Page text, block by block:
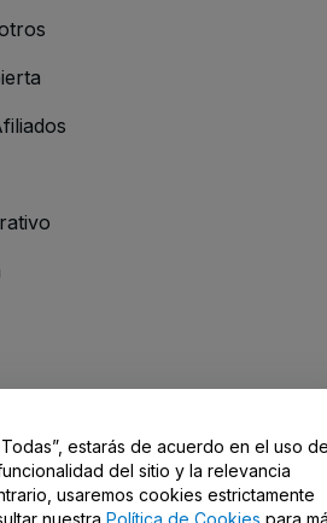
/ Contacto
estarás de acuerdo en el uso
del sitio y la relevancia
usaremos cookies estrictamente
nuestra Política de Cookies para